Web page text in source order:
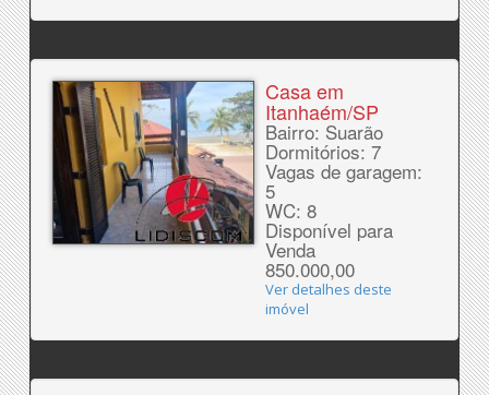
Casa em
Itanhaém/SP
Bairro: Suarão
Dormitórios: 7
Vagas de garagem:
5
WC: 8
Disponível para
Venda
850.000,00
Ver detalhes deste
imóvel